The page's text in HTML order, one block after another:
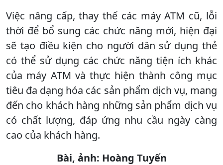
Việc nâng cấp, thay thế các máy ATM cũ, lỗi
thời để bổ sung các chức năng mới, hiện đại
sẽ tạo điều kiện cho người dân sử dụng thẻ
có thể sử dụng các chức năng tiện ích khác
của máy ATM và thực hiện thành công mục
tiêu đa dạng hóa các sản phẩm dịch vụ, mang
đến cho khách hàng những sản phẩm dịch vụ
có chất lượng, đáp ứng nhu cầu ngày càng
cao của khách hàng.
Bài, ảnh: Hoàng Tuyến